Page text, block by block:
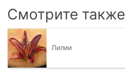
Смотрите также
Лилии